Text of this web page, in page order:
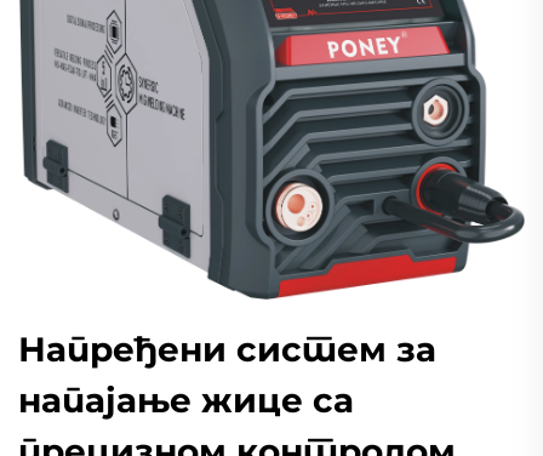
Напређени систем за
напајање жице са